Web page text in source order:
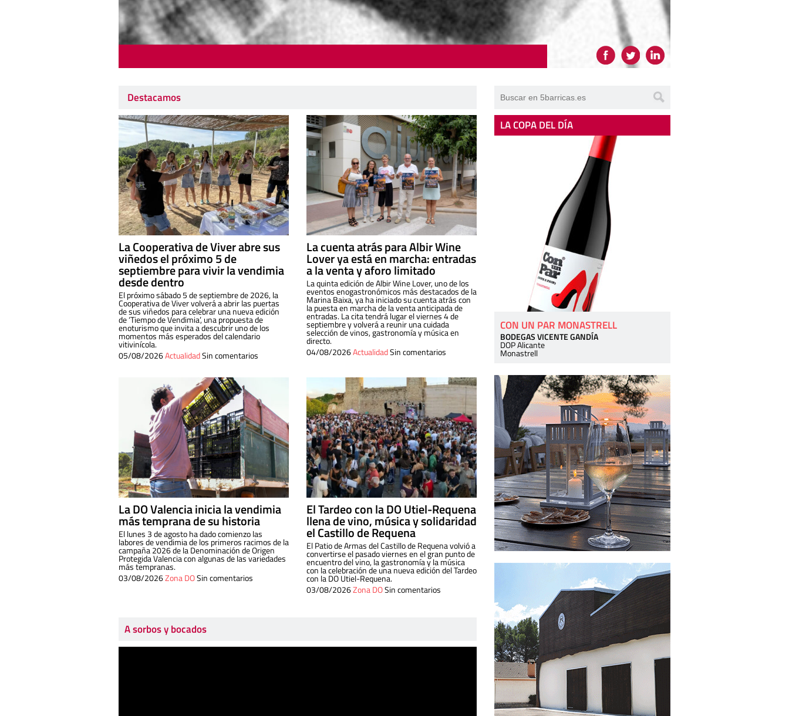
Destacamos
La Cooperativa de Viver abre sus
viñedos el próximo 5 de
septiembre para vivir la vendimia
desde dentro
El próximo sábado 5 de septiembre de 2026, la
Cooperativa de Viver volverá a abrir las puertas
de sus viñedos para celebrar una nueva edición
de ‘Tiempo de Vendimia’, una propuesta de
enoturismo que invita a descubrir uno de los
momentos más esperados del calendario
vitivinícola.
05/08/2026ActualidadSin comentarios
La cuenta atrás para Albir Wine
Lover ya está en marcha: entradas
a la venta y aforo limitado
La quinta edición de Albir Wine Lover, uno de los
eventos enogastronómicos más destacados de la
Marina Baixa, ya ha iniciado su cuenta atrás con
la puesta en marcha de la venta anticipada de
entradas. La cita tendrá lugar el viernes 4 de
septiembre y volverá a reunir una cuidada
selección de vinos, gastronomía y música en
directo.
04/08/2026ActualidadSin comentarios
La DO Valencia inicia la vendimia
más temprana de su historia
El lunes 3 de agosto ha dado comienzo las
labores de vendimia de los primeros racimos de la
campaña 2026 de la Denominación de Origen
Protegida Valencia con algunas de las variedades
más tempranas.
03/08/2026Zona DOSin comentarios
El Tardeo con la DO Utiel-Requena
llena de vino, música y solidaridad
el Castillo de Requena
El Patio de Armas del Castillo de Requena volvió a
convertirse el pasado viernes en el gran punto de
encuentro del vino, la gastronomía y la música
con la celebración de una nueva edición del Tardeo
con la DO Utiel-Requena.
03/08/2026Zona DOSin comentarios
A sorbos y bocados
LA COPA DEL DÍA
CON UN PAR MONASTRELL
BODEGAS VICENTE GANDÍA
DOP Alicante
Monastrell